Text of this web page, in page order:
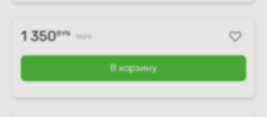
1 350BYN 1620
В корзину